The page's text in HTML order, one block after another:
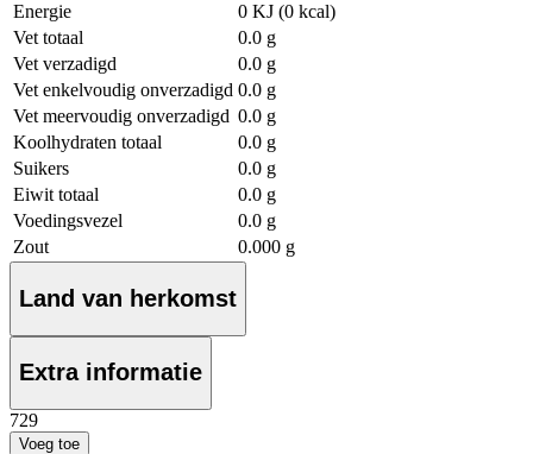
Energie
0 KJ (0 kcal)
Vet totaal
0.0 g
Vet verzadigd
0.0 g
Vet enkelvoudig onverzadigd 0.0 g
Vet meervoudig onverzadigd 0.0 g
Koolhydraten totaal
0.0 g
Suikers
0.0 g
Eiwit totaal
0.0 g
Voedingsvezel
0.0 g
Zout
0.000 g
Land van herkomst
Extra informatie
729
Voeg toe